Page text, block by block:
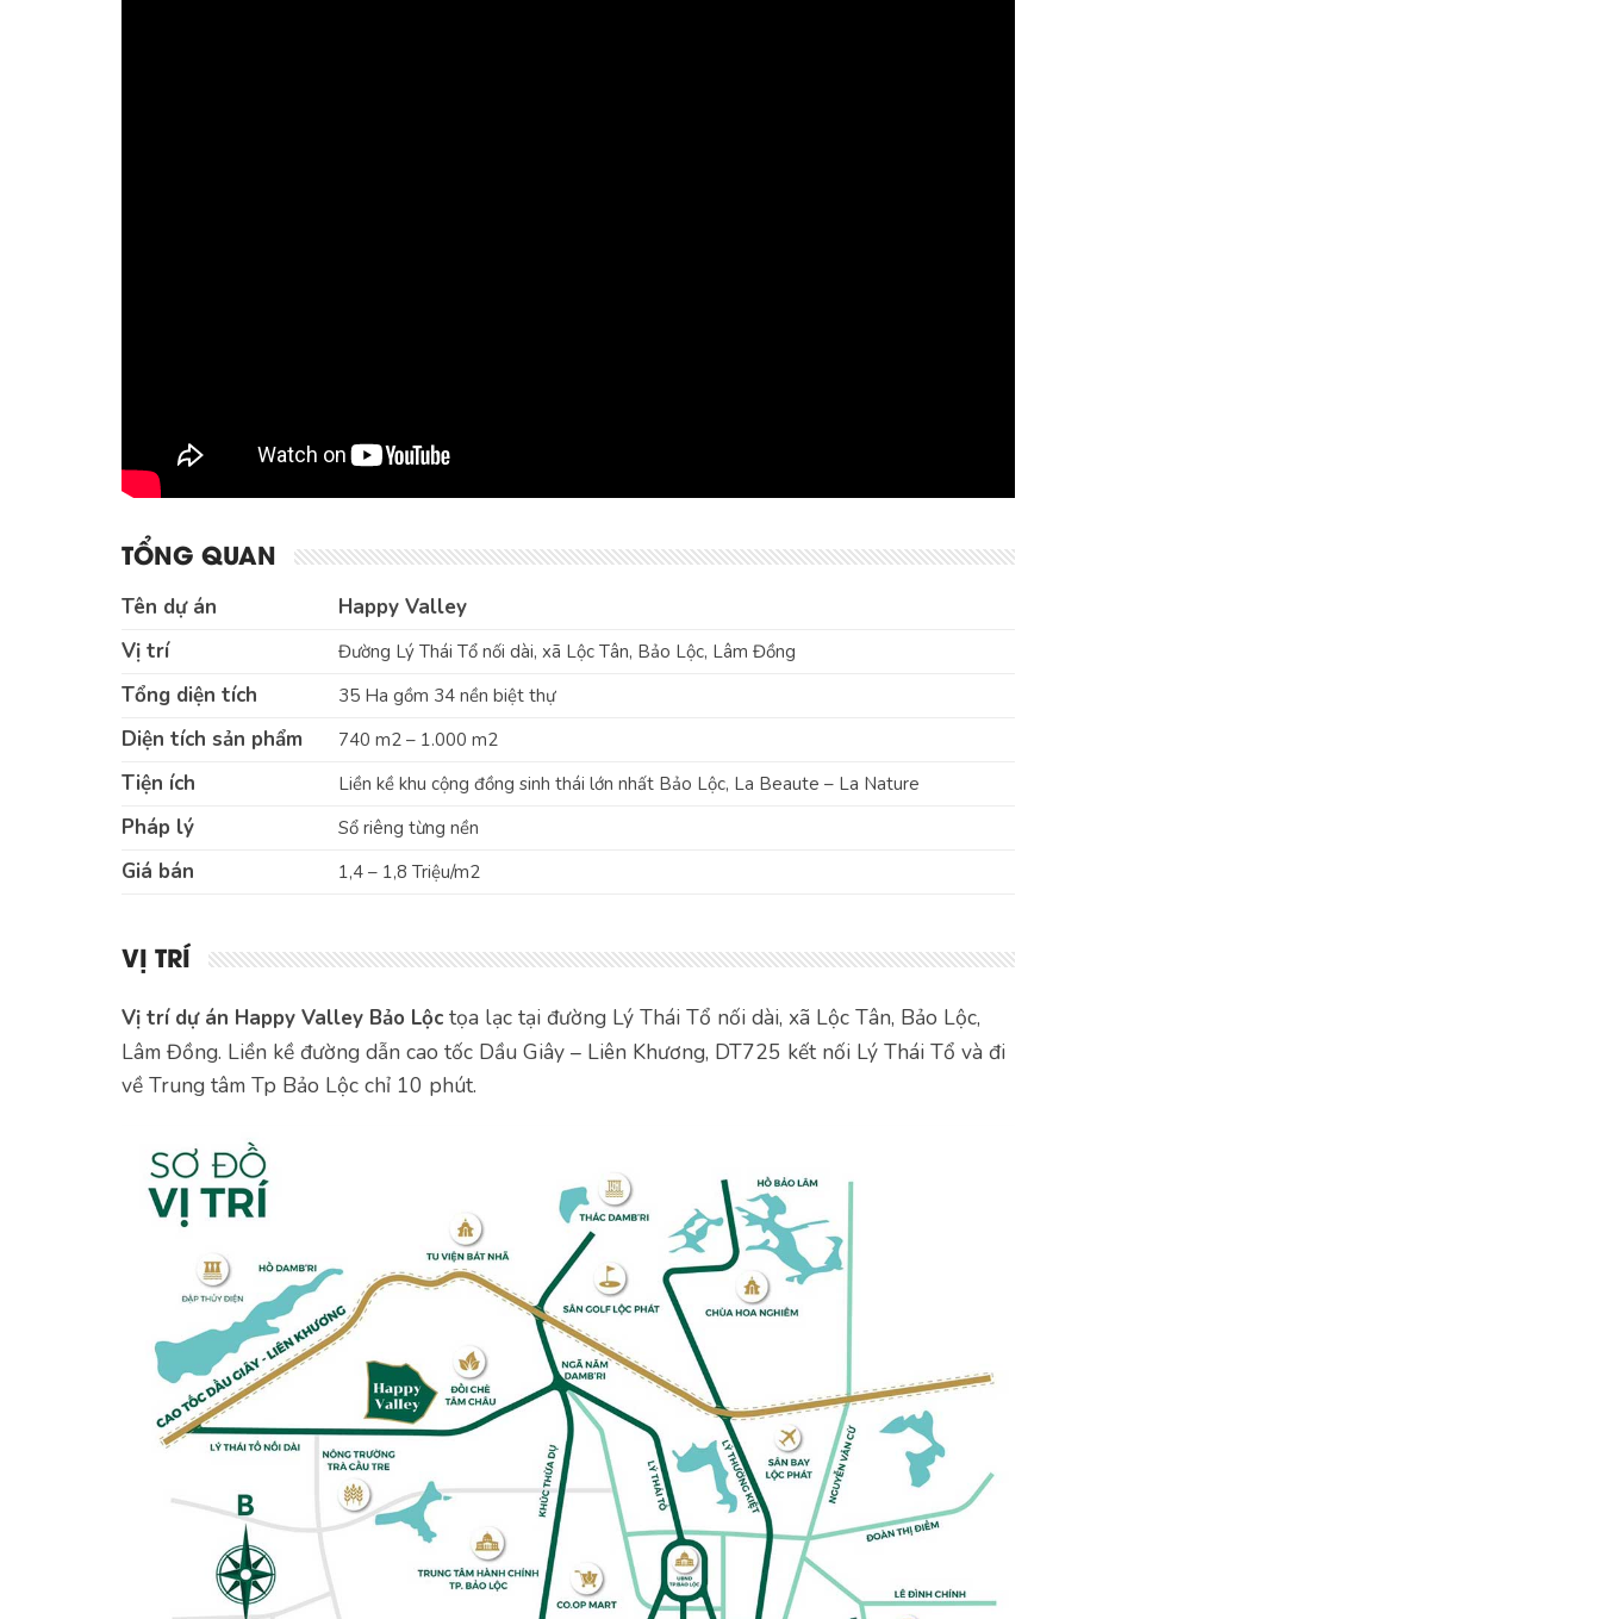
TỔNG QUAN
Tên dự án
Happy Valley
Vị trí
Đường Lý Thái Tổ nối dài, xã Lộc Tân, Bảo Lộc, Lâm Đồng
Tổng diện tích 35 Ha gồm 34 nền biệt thự
Diện tích sản phẩm 740 m2 – 1.000 m2
Tiện ích Liền kề khu cộng đồng sinh thái lớn nhất Bảo Lộc, La Beaute – La Nature
Pháp lý Sổ riêng từng nền
Giá bán 1,4 – 1,8 Triệu/m2
VỊ TRÍ
Vị trí dự án Happy Valley Bảo Lộc tọa lạc tại đường Lý Thái Tổ nối dài, xã Lộc Tân, Bảo Lộc,
Lâm Đồng. Liền kề đường dẫn cao tốc Dầu Giây – Liên Khương, DT725 kết nối Lý Thái Tổ và đi
về Trung tâm Tp Bảo Lộc chỉ 10 phút.